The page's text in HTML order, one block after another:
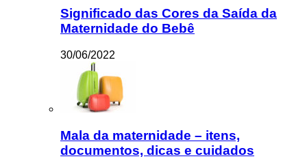
Significado das Cores da Saída da
Maternidade do Bebê
30/06/2022
Mala da maternidade – itens,
documentos, dicas e cuidados